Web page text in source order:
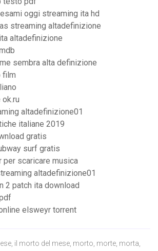
oggi streaming ita hd
streaming altadefinizione
altadefinizione
sembra alta definizione
film
altadefinizione01
italiane 2019
gratis
surf gratis
per scaricare musica
altadefinizione01
2 patch ita download
elsweyr torrent
il morto del mese, morto, morte, morta,